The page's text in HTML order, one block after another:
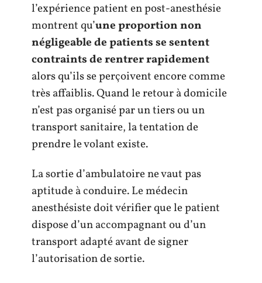
l’expérience patient en post-anesthésie
montrent qu’une proportion non
négligeable de patients se sentent
contraints de rentrer rapidement
alors qu’ils se perçoivent encore comme
très affaiblis. Quand le retour à domicile
n’est pas organisé par un tiers ou un
transport sanitaire, la tentation de
prendre le volant existe.
La sortie d’ambulatoire ne vaut pas
aptitude à conduire. Le médecin
anesthésiste doit vérifier que le patient
dispose d’un accompagnant ou d’un
transport adapté avant de signer
l’autorisation de sortie.